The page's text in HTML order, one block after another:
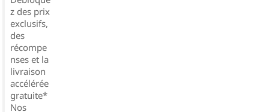
z des prix
exclusifs,
des
récompe
nses et la
livraison
accélérée
gratuite*
Nos